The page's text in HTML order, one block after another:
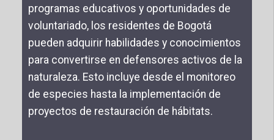
programas educativos y oportunidades de
voluntariado, los residentes de Bogotá
pueden adquirir habilidades y conocimientos
para convertirse en defensores activos de la
naturaleza. Esto incluye desde el monitoreo
de especies hasta la implementación de
proyectos de restauración de hábitats.